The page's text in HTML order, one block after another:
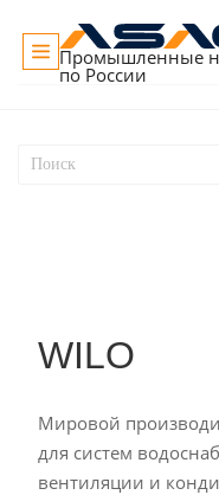
Промышленные
по России
WILO
Мировой
для систем
вентиляции и